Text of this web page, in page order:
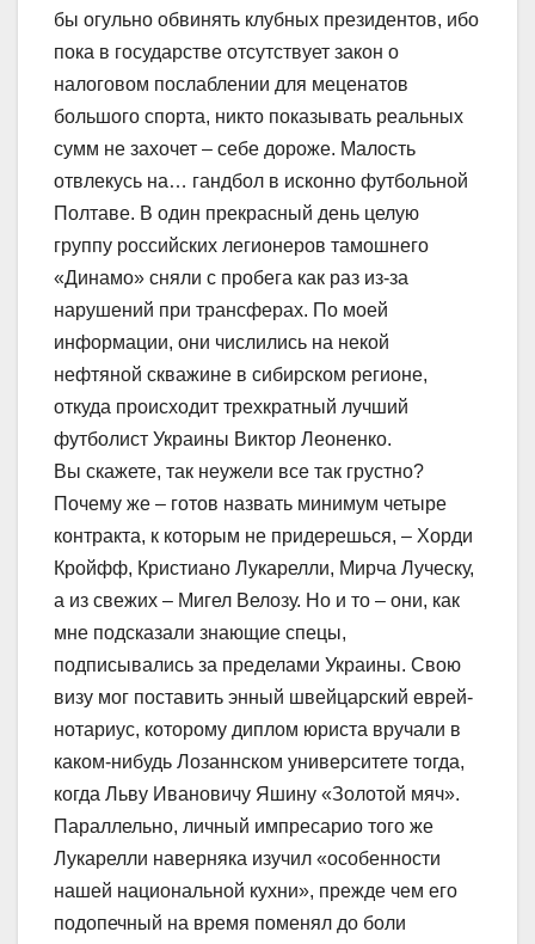
бы огульно обвинять клубных президентов, ибо
пока в государстве отсутствует закон о
налоговом послаблении для меценатов
большого спорта, никто показывать реальных
сумм не захочет – себе дороже. Малость
отвлекусь на… гандбол в исконно футбольной
Полтаве. В один прекрасный день целую
группу российских легионеров тамошнего
«Динамо» сняли с пробега как раз из-за
нарушений при трансферах. По моей
информации, они числились на некой
нефтяной скважине в сибирском регионе,
откуда происходит трехкратный лучший
футболист Украины Виктор Леоненко.
Вы скажете, так неужели все так грустно?
Почему же – готов назвать минимум четыре
контракта, к которым не придерешься, – Хорди
Кройфф, Кристиано Лукарелли, Мирча Луческу,
а из свежих – Мигел Велозу. Но и то – они, как
мне подсказали знающие спецы,
подписывались за пределами Украины. Свою
визу мог поставить энный швейцарский еврей-
нотариус, которому диплом юриста вручали в
каком-нибудь Лозаннском университете тогда,
когда Льву Ивановичу Яшину «Золотой мяч».
Параллельно, личный импресарио того же
Лукарелли наверняка изучил «особенности
нашей национальной кухни», прежде чем его
подопечный на время поменял до боли